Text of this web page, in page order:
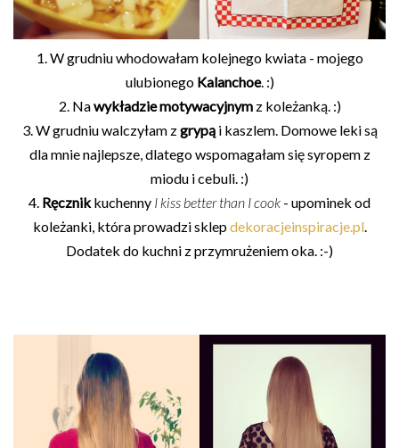
1. W grudniu whodowałam kolejnego kwiata - mojego
ulubionego Kalanchoe. :)
2. Nawykładzie motywacyjnymz koleżanką. :)
3. W grudniu walczyłam zgrypąi kaszlem. Domowe leki są
dla mnie najlepsze, dlatego wspomagałam się syropem z
miodu i cebuli. :)
4. Ręcznikkuchenny I kiss better than I cook - upominek od
koleżanki, która prowadzi sklepdekoracjeinspiracje.pl.
Dodatek do kuchni z przymrużeniem oka. :-)